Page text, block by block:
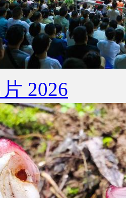
2026